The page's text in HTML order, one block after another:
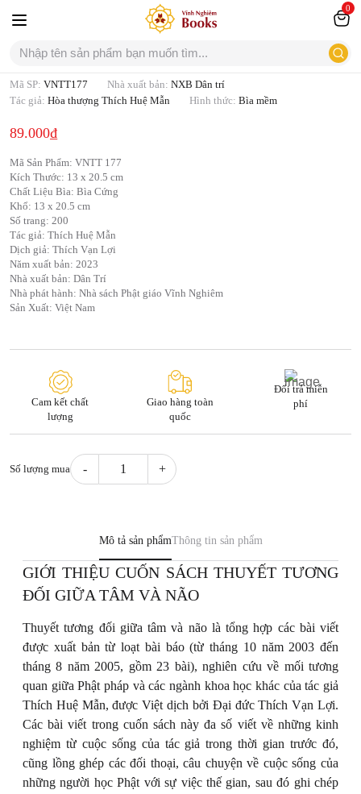
0
Thuyết tương đối giữa tâm và não
Mã SP: VNTT177 Nhà xuất bản: NXB Dân trí
Tác giả: Hòa thượng Thích Huệ Mẫn Hình thức: Bìa mềm
89.000₫
Mã Sản Phẩm: VNTT 177
Kích Thước: 13 x 20.5 cm
Chất Liệu Bìa: Bìa Cứng
Khổ: 13 x 20.5 cm
Số trang: 200
Tác giả: Thích Huệ Mẫn
Dịch giả: Thích Vạn Lợi
Năm xuất bản: 2023
Nhà xuất bản: Dân Trí
Nhà phát hành: Nhà sách Phật giáo Vĩnh Nghiêm
Sản Xuất: Việt Nam
Cam kết chất
lượng
Giao hàng toàn
quốc
Đổi trả miễn
phí
Số lượng mua
Thuyết
giữa
và
não
Mô tả sản phẩmThông tin sản phẩm
GIỚI THIỆU CUỐN SÁCH THUYẾT TƯƠNG
ĐỐI GIỮA TÂM VÀ NÃO
Thuyết tương đối giữa tâm và não là tổng hợp các bài viết
được xuất bản từ loạt bài báo (từ tháng 10 năm 2003 đến
tháng 8 năm 2005, gồm 23 bài), nghiên cứu về mối tương
quan giữa Phật pháp và các ngành khoa học khác của tác giả
Thích Huệ Mẫn, được Việt dịch bởi Đại đức Thích Vạn Lợi.
Các bài viết trong cuốn sách này đa số viết về những kinh
nghiệm từ cuộc sống của tác giả trong thời gian trước đó,
cũng lồng ghép các đối thoại, câu chuyện về cuộc sống của
những người học Phật với sự việc thế gian, sau đó ghi chép